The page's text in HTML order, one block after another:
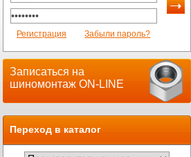
Регистрация Забыли пароль?
Записаться на
шиномонтаж ON-LINE
Переход в каталог